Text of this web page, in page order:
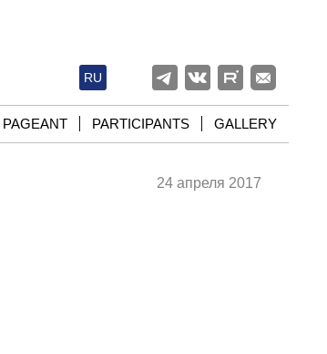
RU
PARTICIPANTS GALLERY
24 апреля 2017